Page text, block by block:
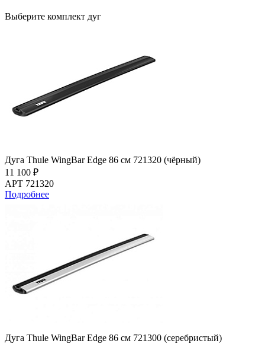
Выберите комплект дуг
Дуга Thule WingBar Edge 86 см 721320 (чёрный)
11 100 ₽
АРТ 721320
Подробнее
Дуга Thule WingBar Edge 86 см 721300 (серебристый)